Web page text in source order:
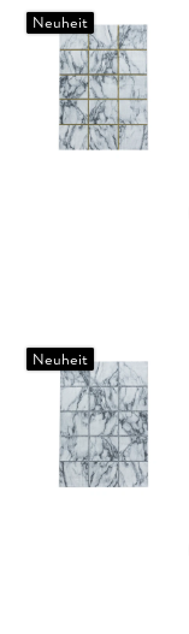
Neuheit
Neuheit